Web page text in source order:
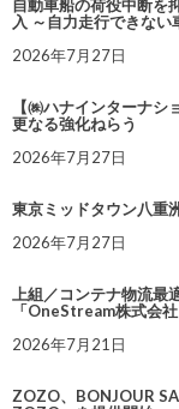
自動車船の荷役中断を
入 ～自力走行できない
2026年7月27日
【㈱ハナインターナ
更なる強化ねらう
2026年7月27日
東京ミッドタウン八重
2026年7月27日
上組／コンテナ物流最
「OneStream株式会
2026年7月21日
ZOZO、BONJOUR